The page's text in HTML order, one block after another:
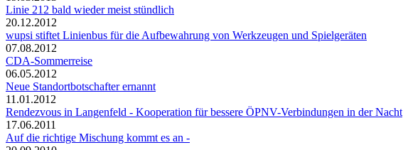
Linie 212 bald wieder meist stündlich
20.12.2012
wupsi stiftet Linienbus für die Aufbewahrung von Werkzeugen und Spielgeräten
07.08.2012
CDA-Sommerreise
06.05.2012
Neue Standortbotschafter ernannt
11.01.2012
Rendezvous in Langenfeld - Kooperation für bessere ÖPNV-Verbindungen in der Nacht
17.06.2011
Auf die richtige Mischung kommt es an -